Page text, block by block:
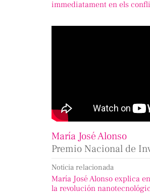
immediatament en els
María José Alonso
Premio Nacional de
Noticia relacionada
María José Alonso explica
la revolución